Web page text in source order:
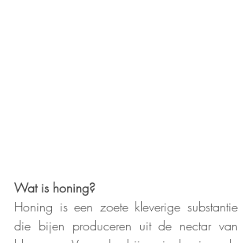
Wat is honing?
Honing is een zoete kleverige substantie
die bijen produceren uit de nectar van